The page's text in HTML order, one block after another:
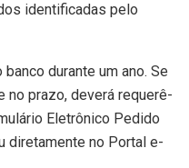
identificadas pelo
durante um ano. Se
no prazo, deverá requerê-
Eletrônico Pedido
diretamente no Portal e-